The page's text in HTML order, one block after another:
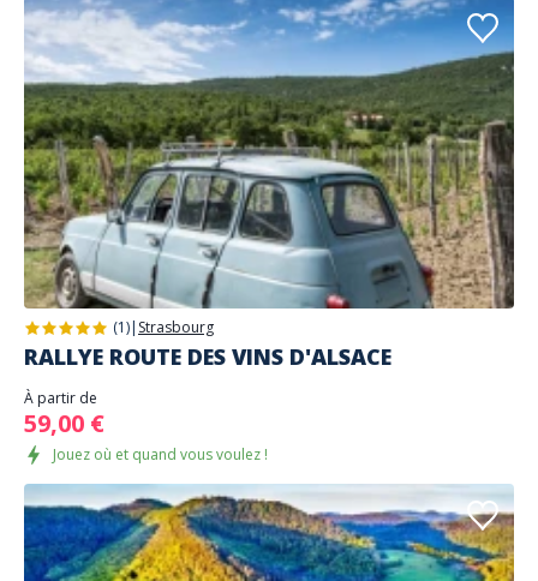
(1)| Strasbourg
RALLYE ROUTE DES VINS D'ALSACE
À partir de
59,00 €
Jouez où et quand vous voulez !